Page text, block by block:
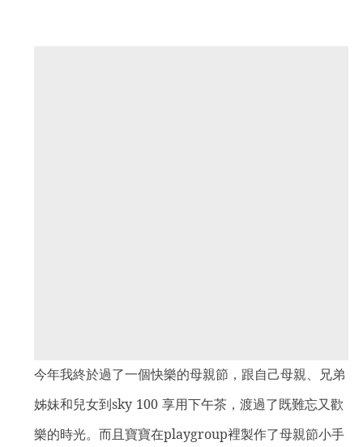
今年我終於過了一個快樂的母親節，跟自己母親、
兄弟
姊妹和兒女到sky 100 享用下午茶，渡過了既難忘又歡
樂的時光。而且寶寶在playgroup裡製作了母親節小手